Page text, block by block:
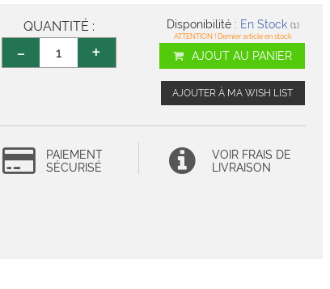
QUANTITÉ :
- +
Disponibilité : En Stock (1)
ATTENTION ! Dernier article en stock
AJOUT AU PANIER
AJOUTER À MA WISH LIST
PAIEMENT
SÉCURISÉ
VOIR FRAIS DE
LIVRAISON